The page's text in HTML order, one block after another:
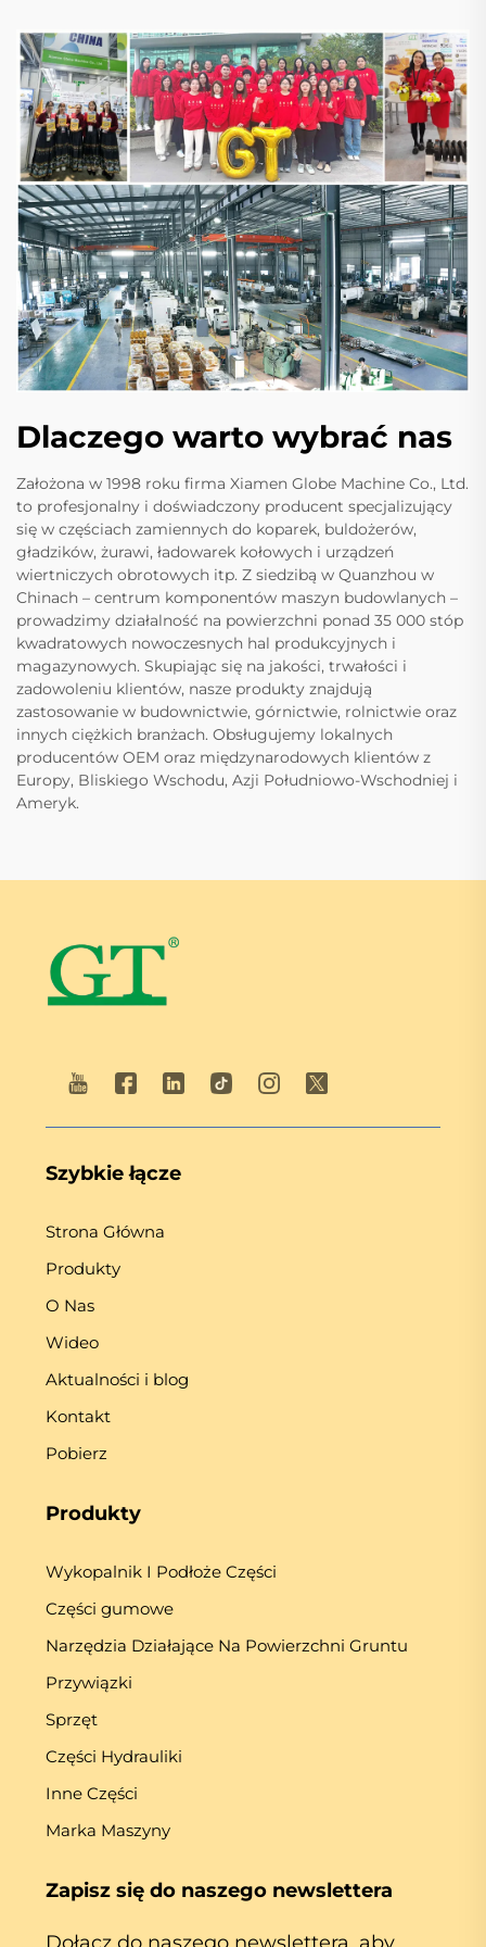
Dlaczego warto wybrać nas
Założona w 1998 roku firma Xiamen Globe Machine Co., Ltd.
to profesjonalny i doświadczony producent specjalizujący
się w częściach zamiennych do koparek, buldożerów,
gładzików, żurawi, ładowarek kołowych i urządzeń
wiertniczych obrotowych itp. Z siedzibą w Quanzhou w
Chinach – centrum komponentów maszyn budowlanych –
prowadzimy działalność na powierzchni ponad 35 000 stóp
kwadratowych nowoczesnych hal produkcyjnych i
magazynowych. Skupiając się na jakości, trwałości i
zadowoleniu klientów, nasze produkty znajdują
zastosowanie w budownictwie, górnictwie, rolnictwie oraz
innych ciężkich branżach. Obsługujemy lokalnych
producentów OEM oraz międzynarodowych klientów z
Europy, Bliskiego Wschodu, Azji Południowo-Wschodniej i
Ameryk.
Szybkie łącze
Strona Główna
Produkty
O Nas
Wideo
Aktualności i blog
Kontakt
Pobierz
Produkty
Wykopalnik I Podłoże Części
Części gumowe
Narzędzia Działające Na Powierzchni Gruntu
Przywiązki
Sprzęt
Części Hydrauliki
Inne Części
Marka Maszyny
Zapisz się do naszego newslettera